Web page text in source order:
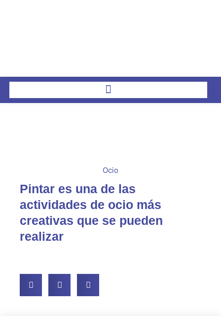
Ocio
Pintar es una de las
actividades de ocio más
creativas que se pueden
realizar